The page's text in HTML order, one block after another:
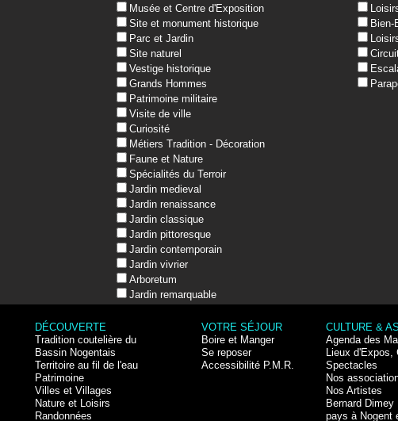
Musée et Centre d'Exposition
Site et monument historique
Parc et Jardin
Site naturel
Vestige historique
Grands Hommes
Patrimoine militaire
Visite de ville
Curiosité
Métiers Tradition - Décoration
Faune et Nature
Spécialités du Terroir
Jardin medieval
Jardin renaissance
Jardin classique
Jardin pittoresque
Jardin contemporain
Jardin vivrier
Arboretum
Jardin remarquable
Bien-
DÉCOUVERTE
Tradition coutelière du
Bassin Nogentais
Territoire au fil de l'eau
Patrimoine
Villes et Villages
Nature et Loisirs
Randonnées
VOTRE SÉJOUR
Boire et Manger
Se reposer
Accessibilité P.M.R.
CULTURE &
Agenda des
Lieux d'Expos,
Spectacles
Nos
Nos Artistes
Bernard
pays à Nogent